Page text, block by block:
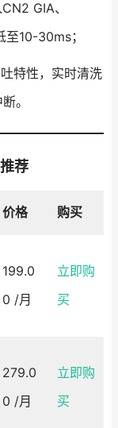
GIA、
10-30ms；
特性，实时清洗
。
荐
价格 购买
199.0
0 /月
立即购
买
279.0
0 /月
立即购
买